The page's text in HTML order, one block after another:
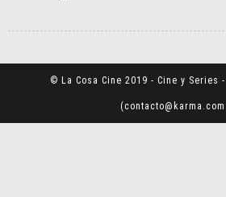
© La Cosa Cine 2019 - Cine y Series
(